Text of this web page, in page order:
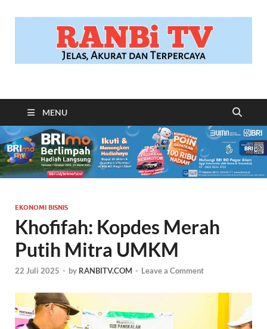
RANBITV.COM
MENU
EKONOMI BISNIS
Khofifah: Kopdes Merah
Putih Mitra UMKM
22 Juli 2025 - by RANBITV.COM - Leave a Comment